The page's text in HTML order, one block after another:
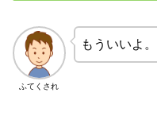
ふてくされ
もういいよ